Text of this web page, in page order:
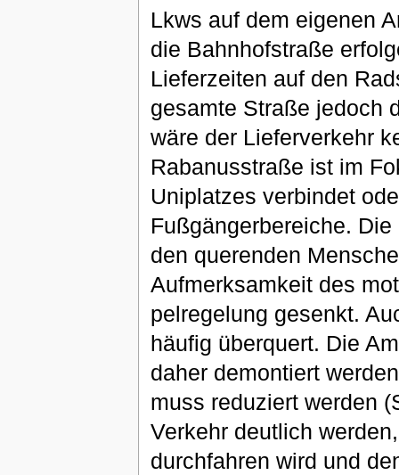
Lkws auf dem eigenen
die Bahnhofstraße
Lieferzeiten auf den
gesamte Straße jedoch
wäre der Lieferverkehr
Rabanusstraße ist im
Uniplatzes verbindet
Fußgängerbereiche.
den querenden
Aufmerksamkeit des
pelregelung gesenkt.
häufig überquert. Die
daher demontiert
muss reduziert werden
Verkehr deutlich
durchfahren wird und